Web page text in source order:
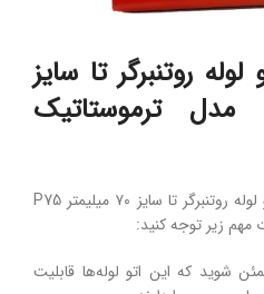
روتنبرگر تا سایز
۷۰ میلیمتر P75 مدل ترموستاتیک
توصیه می‌کنیم در زمان خرید اتو لوله روتنبرگر تا سایز ۷۰ میلیمتر P75
شوید که این اتو لوله‌ها قابلیت